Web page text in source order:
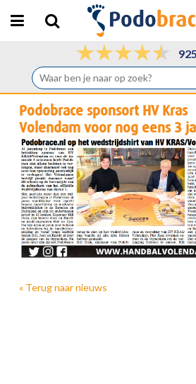
Podobrace sponsort HV Kras
Volendam voor nog eens 3
« Terug naar nieuws